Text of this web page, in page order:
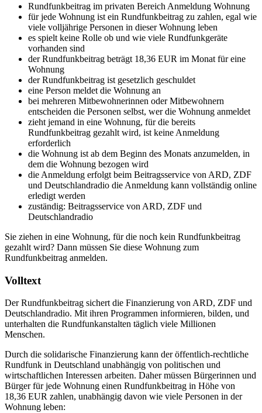
Rundfunkbeitrag im privaten Bereich Anmeldung Wohnung
für jede Wohnung ist ein Rundfunkbeitrag zu zahlen, egal wie
viele volljährige Personen in dieser Wohnung leben
es spielt keine Rolle ob und wie viele Rundfunkgeräte
vorhanden sind
der Rundfunkbeitrag beträgt 18,36 EUR im Monat für eine
Wohnung
der Rundfunkbeitrag ist gesetzlich geschuldet
eine Person meldet die Wohnung an
bei mehreren Mitbewohnerinnen oder Mitbewohnern
entscheiden die Personen selbst, wer die Wohnung anmeldet
zieht jemand in eine Wohnung, für die bereits
Rundfunkbeitrag gezahlt wird, ist keine Anmeldung
erforderlich
die Wohnung ist ab dem Beginn des Monats anzumelden, in
dem die Wohnung bezogen wird
die Anmeldung erfolgt beim Beitragsservice von ARD, ZDF
und Deutschlandradio die Anmeldung kann vollständig online
erledigt werden
zuständig: Beitragsservice von ARD, ZDF und
Deutschlandradio
Sie ziehen in eine Wohnung, für die noch kein Rundfunkbeitrag
gezahlt wird? Dann müssen Sie diese Wohnung zum
Rundfunkbeitrag anmelden.
Volltext
Der Rundfunkbeitrag sichert die Finanzierung von ARD, ZDF und
Deutschlandradio. Mit ihren Programmen informieren, bilden, und
unterhalten die Rundfunkanstalten täglich viele Millionen
Menschen.
Durch die solidarische Finanzierung kann der öffentlich-rechtliche
Rundfunk in Deutschland unabhängig von politischen und
wirtschaftlichen Interessen arbeiten. Daher müssen Bürgerinnen und
Bürger für jede Wohnung einen Rundfunkbeitrag in Höhe von
18,36 EUR zahlen, unabhängig davon wie viele Personen in der
Wohnung leben: